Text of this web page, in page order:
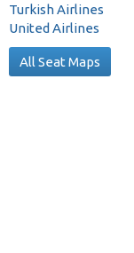
Turkish Airlines
United Airlines
All Seat Maps